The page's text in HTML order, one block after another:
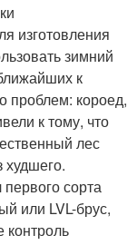
изготовления
зимний
к
проблем: короед,
к тому, что
лес
сорта
или LVL-брус,
контроль